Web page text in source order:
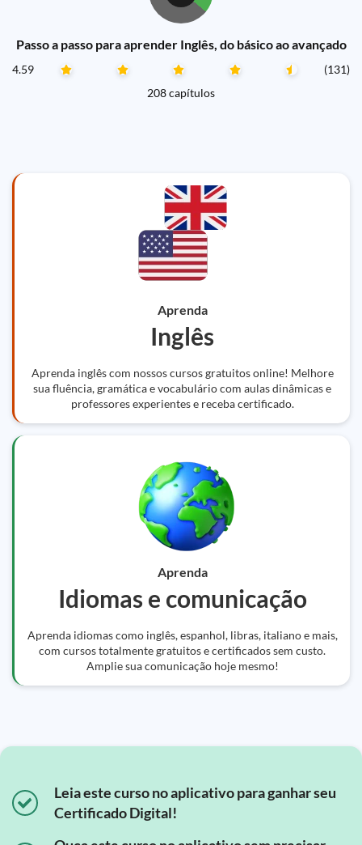
Passo a passo para aprender Inglês, do básico ao avançado
4.59
(131)
208 capítulos
Aprenda
Inglês
Aprenda inglês com nossos cursos gratuitos online! Melhore
sua fluência, gramática e vocabulário com aulas dinâmicas e
professores experientes e receba certificado.
Aprenda
Idiomas e comunicação
Aprenda idiomas como inglês, espanhol, libras, italiano e mais,
com cursos totalmente gratuitos e certificados sem custo.
Amplie sua comunicação hoje mesmo!
Leia este curso no aplicativo para ganhar seu
Certificado Digital!